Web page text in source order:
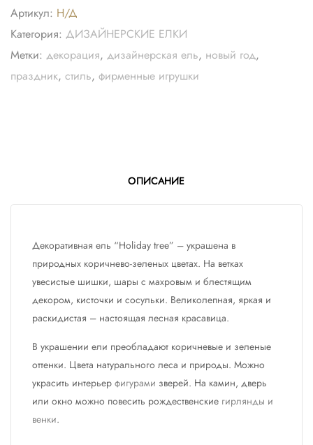
Артикул: Н/Д
Категория: ДИЗАЙНЕРСКИЕ ЕЛКИ
Метки: декорация, дизайнерская ель, новый год,
праздник, стиль, фирменные игрушки
ОПИСАНИЕ
Декоративная ель “Holiday tree” – украшена в
природных коричнево-зеленых цветах. На ветках
увесистые шишки, шары с махровым и блестящим
декором, кисточки и сосульки. Великолепная, яркая и
раскидистая – настоящая лесная красавица.
В украшении ели преобладают коричневые и зеленые
оттенки. Цвета натурального леса и природы. Можно
украсить интерьер фигурами зверей. На камин, дверь
или окно можно повесить рождественские гирлянды и
венки.